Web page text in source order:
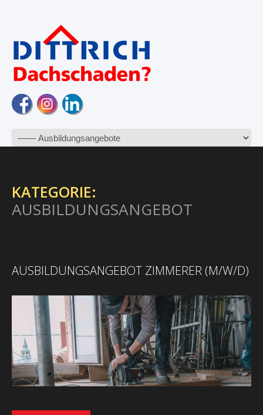
KATEGORIE:
AUSBILDUNGSANGEBOT
AUSBILDUNGSANGEBOT ZIMMERER (M/W/D)